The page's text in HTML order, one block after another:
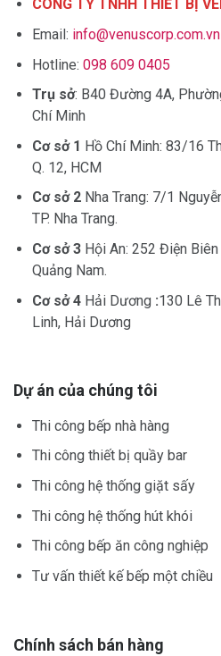
CÔNG TY TNHH THIẾT BỊ
Email: info@venuscorp.com.vn
Hotline: 098 609 0405
Trụ sở: B40 Đường 4A,
Chí Minh
Cơ sở 1 Hồ Chí Minh: 83/16
Q. 12, HCM
Cơ sở 2Nha Trang: 7/1
TP. Nha Trang.
Cơ sở 3Hội An: 252 Điện Biên
Quảng Nam.
Cơ sở 4 Hải Dương :130 Lê
Linh, Hải Dương
Dự án của chúng tôi
Thi công bếp nhà hàng
Thi công thiết bị quầy bar
Thi công hệ thống giặt sấy
Thi công hệ thống hút khói
Thi công bếp ăn công nghiệp
Tư vấn thiết kế bếp một chiều
Chính sách bán hàng